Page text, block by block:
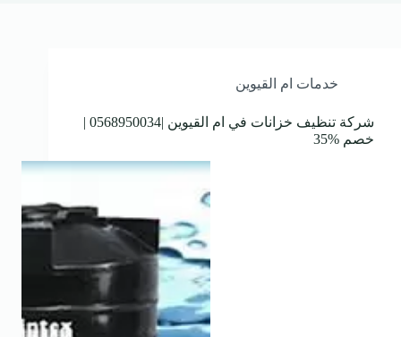
خدمات ام القيوين
شركة تنظيف خزانات في ام القيوين |0568950034 |
خصم %35